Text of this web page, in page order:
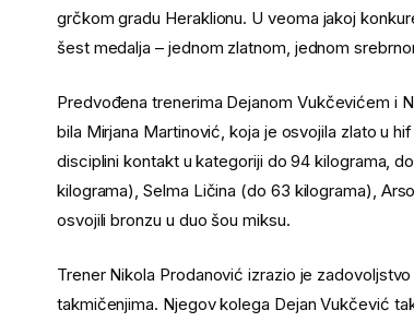
grčkom gradu Heraklionu. U veoma jakoj
šest medalja – jednom zlatnom, jednom
Predvođena trenerima Dejanom Vukčevićem i
bila Mirjana Martinović, koja je osvojila zlato u
disciplini kontakt u kategoriji do 94 kilograma,
kilograma), Selma Ličina (do 63 kilograma),
osvojili bronzu u duo šou miksu.
Trener Nikola Prodanović izrazio je
takmičenjima. Njegov kolega Dejan Vukčević